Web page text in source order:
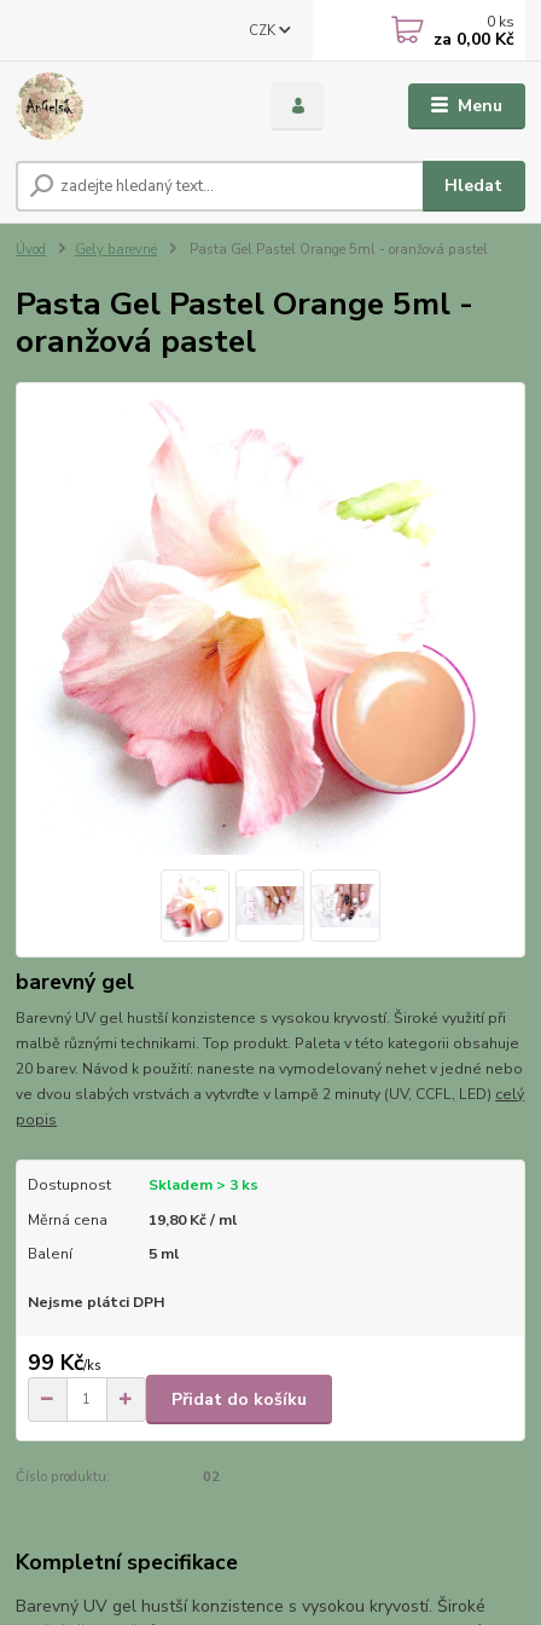
Menu
CZK
Hledat
0 ks
za 0,00 Kč
Úvod Gely barevné Pasta Gel Pastel Orange 5ml - oranžová pastel
Pasta Gel Pastel Orange 5ml -
oranžová pastel
barevný gel
Barevný UV gel hustší konzistence s vysokou kryvostí. Široké využití při
malbě různými technikami. Top produkt. Paleta v této kategorii obsahuje
20 barev. Návod k použití: naneste na vymodelovaný nehet v jedné nebo
ve dvou slabých vrstvách a vytvrďte v lampě 2 minuty (UV, CCFL, LED) celý
popis
Dostupnost
Skladem > 3 ks
Měrná cena
19,80 Kč / ml
Balení
5 ml
Nejsme plátci DPH
99 Kč/ks
Přidat do košíku
Číslo produktu: 02
Kompletní specifikace
Barevný UV gel hustší konzistence s vysokou kryvostí. Široké